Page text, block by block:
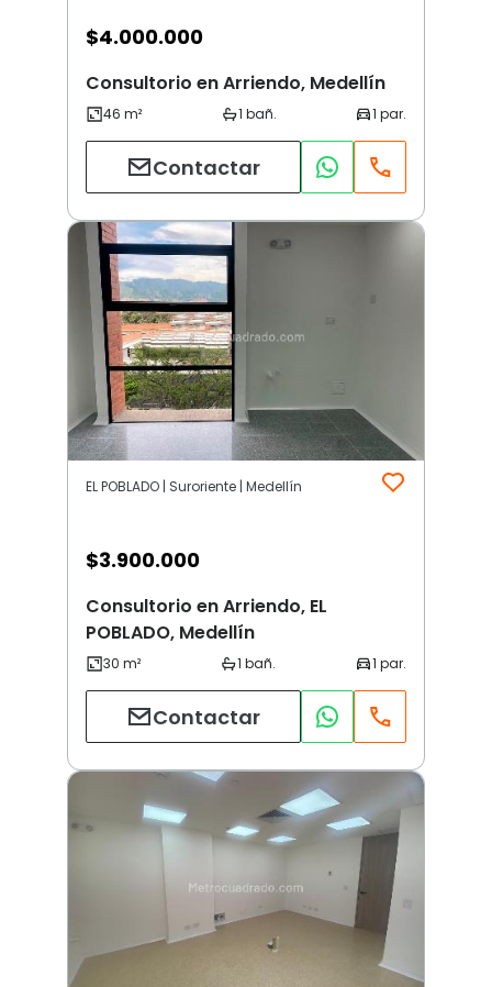
$4.000.000
Consultorio en Arriendo, Medellín
Contactar
EL POBLADO | Suroriente | Medellín
$3.900.000
Consultorio en Arriendo, EL
POBLADO, Medellín
Contactar